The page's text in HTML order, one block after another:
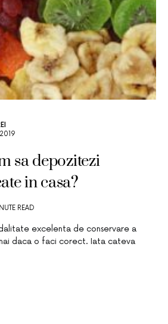
sa depozitezi
in casa?
READ
excelenta de conservare a
daca o faci corect. Iata cateva